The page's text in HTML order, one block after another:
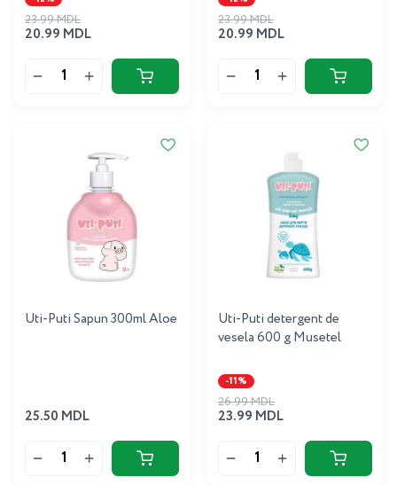
20.99 MDL
23.99 MDL
20.99 MDL
23.99 MDL
Uti-Puti Sapun 300ml Aloe
25.50 MDL
Uti-Puti detergent de
vesela 600 g Musetel
-11%
23.99 MDL
26.99 MDL